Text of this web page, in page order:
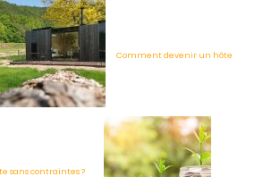
Comment devenir un hôte
sans contraintes ?